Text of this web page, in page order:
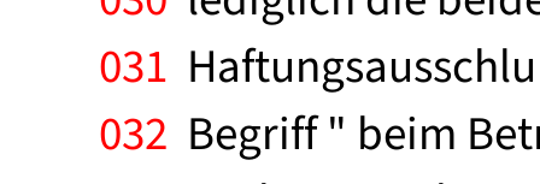
031
032 Begriff " beim